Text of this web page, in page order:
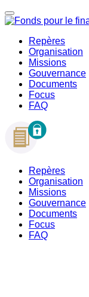
Repères
Organisation
Missions
Gouvernance
Documents
Focus
FAQ
Repères
Organisation
Missions
Gouvernance
Documents
Focus
FAQ